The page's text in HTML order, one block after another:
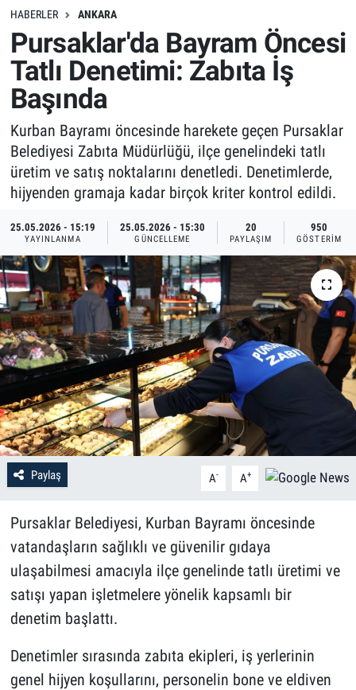
HABERLER ANKARA
Pursaklar'da Bayram Öncesi
Tatlı Denetimi: Zabıta İş
Başında
Kurban Bayramı öncesinde harekete geçen Pursaklar
Belediyesi Zabıta Müdürlüğü, ilçe genelindeki tatlı
üretim ve satış noktalarını denetledi. Denetimlerde,
hijyenden gramaja kadar birçok kriter kontrol edildi.
25.05.2026 - 15:19
YAYINLANMA
25.05.2026 - 15:30
GÜNCELLEME
20
PAYLAŞIM
950
GÖSTERIM
Paylaş A- A+
Pursaklar Belediyesi, Kurban Bayramı öncesinde
vatandaşların sağlıklı ve güvenilir gıdaya
ulaşabilmesi amacıyla ilçe genelinde tatlı üretimi ve
satışı yapan işletmelere yönelik kapsamlı bir
denetim başlattı.
Denetimler sırasında zabıta ekipleri, iş yerlerinin
genel hijyen koşullarını, personelin bone ve eldiven